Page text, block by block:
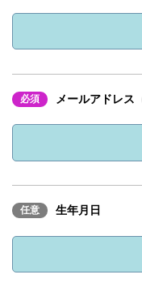
応募書類
ダ
お問合せ先
応募書類
ダ
お問合せ先
電
必須 メールアドレス
任意 生年月日